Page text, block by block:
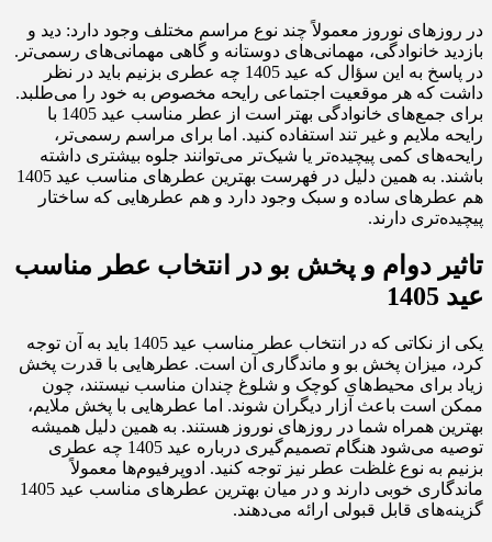
در روزهای نوروز معمولاً چند نوع مراسم مختلف وجود دارد: دید و
بازدید خانوادگی، مهمانی‌های دوستانه و گاهی مهمانی‌های رسمی‌تر.
در پاسخ به این سؤال که عید 1405 چه عطری بزنیم باید در نظر
داشت که هر موقعیت اجتماعی رایحه مخصوص به خود را می‌طلبد.
برای جمع‌های خانوادگی بهتر است از عطر مناسب عید 1405 با
رایحه ملایم و غیر تند استفاده کنید. اما برای مراسم رسمی‌تر،
رایحه‌های کمی پیچیده‌تر یا شیک‌تر می‌توانند جلوه بیشتری داشته
باشند. به همین دلیل در فهرست بهترین عطرهای مناسب عید 1405
هم عطرهای ساده و سبک وجود دارد و هم عطرهایی که ساختار
پیچیده‌تری دارند.
تاثیر دوام و پخش بو در انتخاب عطر مناسب
عید 1405
یکی از نکاتی که در انتخاب عطر مناسب عید 1405 باید به آن توجه
کرد، میزان پخش بو و ماندگاری آن است. عطرهایی با قدرت پخش
زیاد برای محیط‌های کوچک و شلوغ چندان مناسب نیستند، چون
ممکن است باعث آزار دیگران شوند. اما عطرهایی با پخش ملایم،
بهترین همراه شما در روزهای نوروز هستند. به همین دلیل همیشه
توصیه می‌شود هنگام تصمیم‌گیری درباره عید 1405 چه عطری
بزنیم به نوع غلظت عطر نیز توجه کنید. ادوپرفیوم‌ها معمولاً
ماندگاری خوبی دارند و در میان بهترین عطرهای مناسب عید 1405
گزینه‌های قابل قبولی ارائه می‌دهند.